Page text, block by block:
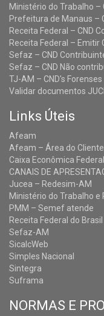
Ministério do Trabalho –
Prefeitura de Manaus –
Receita Federal – CND
Receita Federal – Emitir
Sefaz – CND
Sefaz – CND Não
TJ-AM – CND's Forenses
Validar documentos
Links Úteis
Afeam
Afeam – Área do Cliente
Caixa Econômica Federal
CANAIS DE
Jucea – Redesim-AM
Ministério do Trabalho e
PMM – Semef atende
Receita Federal do Brasil
Sefaz-AM
SicalcWeb
Simples Nacional
Sintegra
Suframa
NORMAS E